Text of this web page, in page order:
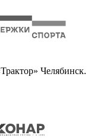
Челябинск.